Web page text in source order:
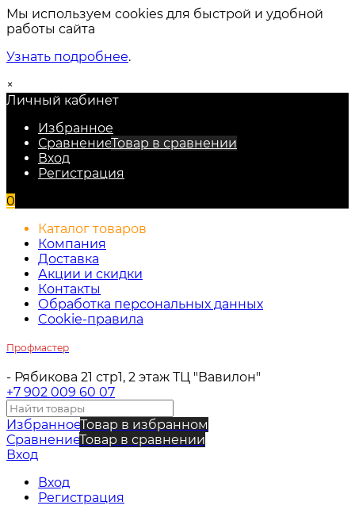
Мы используем cookies для быстрой и удобной
работы сайта
Узнать подробнее.
×
Личный кабинет
Избранное
СравнениеТовар в сравнении
Вход
Регистрация
0
Каталог товаров
Компания
Доставка
Акции и скидки
Контакты
Обработка персональных данных
Cookie-правила
Профмастер
- Рябикова 21 стр1, 2 этаж ТЦ "Вавилон"
+7 902 009 60 07
ИзбранноеТовар в избранном
СравнениеТовар в сравнении
Вход
Вход
Регистрация